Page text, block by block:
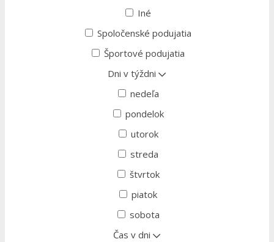
Iné
Spoločenské podujatia
Športové podujatia
Dni v týždni
nedeľa
pondelok
utorok
streda
štvrtok
piatok
sobota
Čas v dni